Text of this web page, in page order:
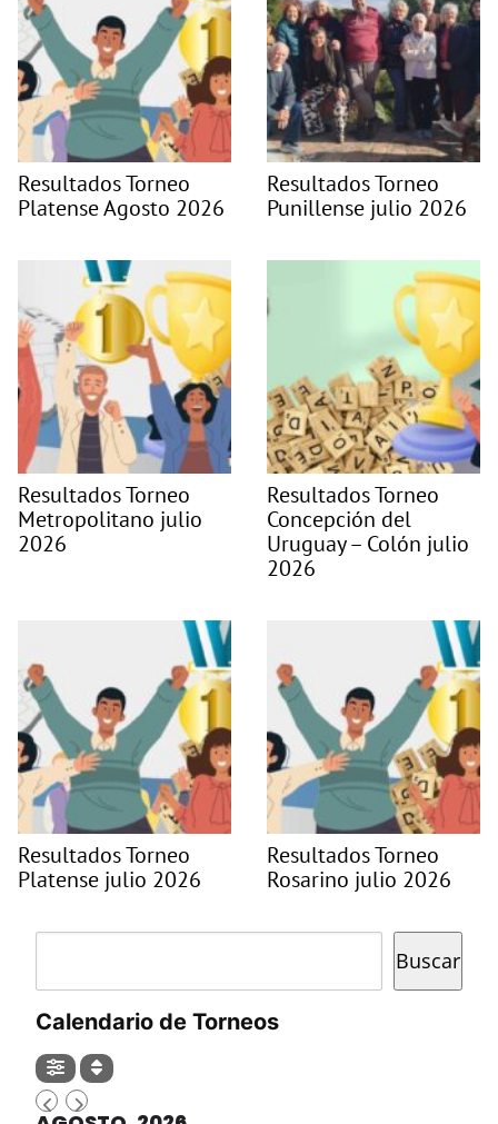
Resultados Torneo
Platense Agosto 2026
Resultados Torneo
Punillense julio 2026
Resultados Torneo
Metropolitano julio
2026
Resultados Torneo
Concepción del
Uruguay – Colón julio
2026
Resultados Torneo
Platense julio 2026
Resultados Torneo
Rosarino julio 2026
Buscar
Calendario de Torneos